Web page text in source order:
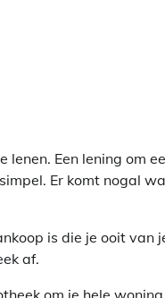
lenen. Een lening om
Er komt nogal
is die je ooit van
af.
om je hele